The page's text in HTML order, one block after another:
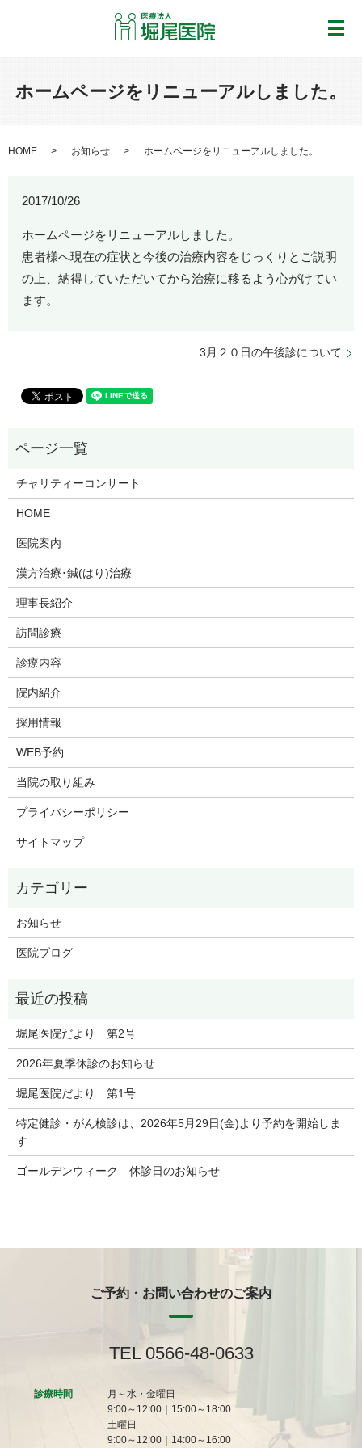
メ
ホームページをリニューアルしました。
HOME お知らせ ホームページをリニューアルしました。
2017/10/26
ホームページをリニューアルしました。
患者様へ現在の症状と今後の治療内容をじっくりとご説明
の上、納得していただいてから治療に移るよう心がけてい
ます。
3月２０日の午後診について
チャリティーコンサート
HOME
医院案内
漢方治療･鍼(はり)治療
理事長紹介
訪問診療
診療内容
院内紹介
採用情報
WEB予約
当院の取り組み
プライバシーポリシー
サイトマップ
お知らせ
医院ブログ
堀尾医院だより 第2号
2026年夏季休診のお知らせ
堀尾医院だより 第1号
特定健診・がん検診は、2026年5月29日(金)より予約を開始しま
す
ゴールデンウィーク 休診日のお知らせ
ご予約・お問い合わせのご案内
TEL 0566-48-0633
診療時間
月～水・金曜日
9:00～12:00｜15:00～18:00
土曜日
9:00～12:00｜14:00～16:00